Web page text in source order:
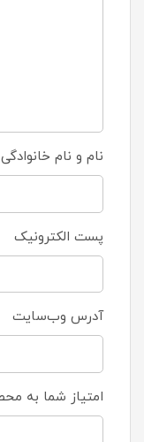
نام و نام خانوادگی
پست الکترونیک
آدرس وب‌سایت
امتیاز شما به